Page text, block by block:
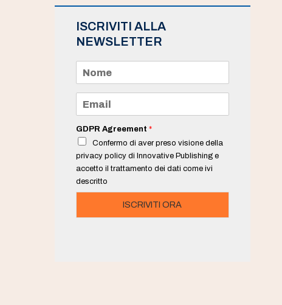
ISCRIVITI ALLA
NEWSLETTER
m
e
a
i
*
GDPR Agreement *
Confermo di aver preso visione della
privacy policy di Innovative Publishing e
accetto il trattamento dei dati come ivi
descritto
ISCRIVITI ORA